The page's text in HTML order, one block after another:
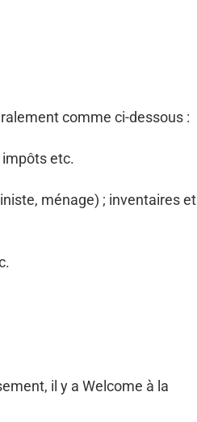
comme ci-dessous :
etc.
ménage) ; inventaires et
il y a Welcome à la